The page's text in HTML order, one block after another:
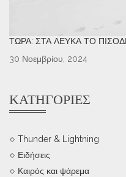
ΤΏΡΑ: ΣΤΑ ΛΕΥΚΆ ΤΟ
30 Νοεμβρίου, 2024
ΚΑΤΗΓΟΡΊΕΣ
Thunder & Lightning
Ειδήσεις
Καιρός και ψάρεμα